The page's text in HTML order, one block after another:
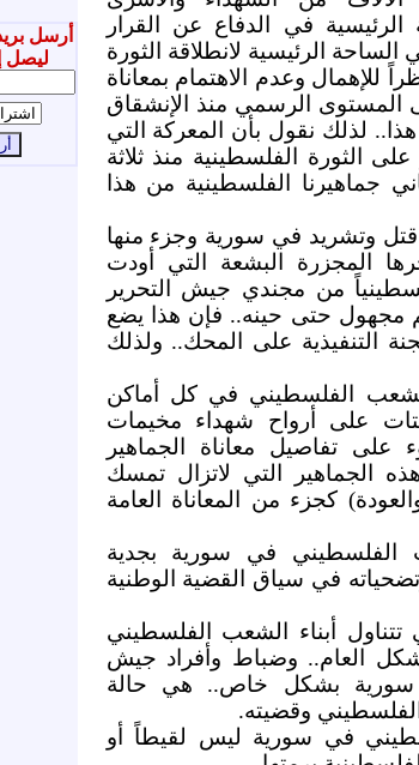
أرسل
ليصل
في الدفاع عن القرار
الرئيسية لانطلاقة الثورة
للإهمال وعدم الاهتمام بمعاناة
المستوى الرسمي منذ الإنشقاق
يومنا هذا.. لذلك نقول بأن المعركة التي
الثورة الفلسطينية منذ ثلاثة
جماهيرنا الفلسطينية من هذا
وتشريد في سورية وجزء منها
المجزرة البشعة التي أودت
من مجندي جيش التحرير
مجهول حتى حينه.. فإن هذا يضع
التنفيذية على المحك.. ولذلك
الفلسطيني في كل أماكن
على أرواح شهداء مخيمات
تفاصيل معاناة الجماهير
الجماهير التي لاتزال تمسك
كجزء من المعاناة العامة
في سورية بجدية
في سياق القضية الوطنية
تتناول أبناء الشعب الفلسطيني
العام.. وضباط وأفراد جيش
سورية بشكل خاص.. هي حالة
وقضيته.
في سورية ليس لقيطاً أو